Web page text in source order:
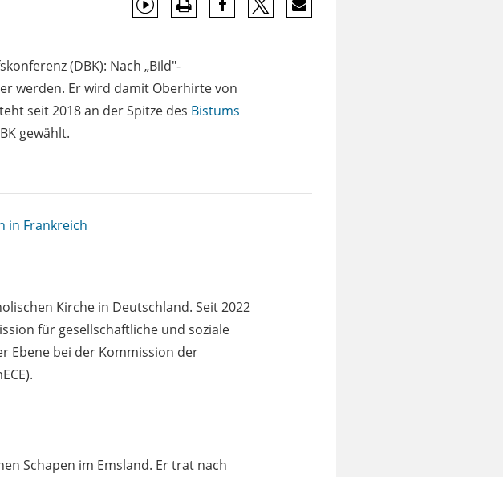
(DBK): Nach „Bild"-
werden. Er wird damit Oberhirte von
seit 2018 an der Spitze des Bistums
gewählt.
in Frankreich
Kirche in Deutschland. Seit 2022
für gesellschaftliche und soziale
Ebene bei der Kommission der
Schapen im Emsland. Er trat nach